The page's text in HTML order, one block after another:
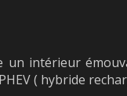
intérieur
( hybride